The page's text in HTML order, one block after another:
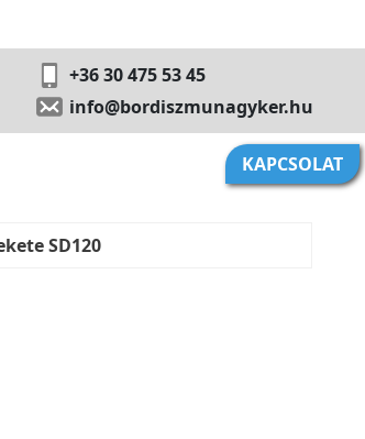
+36 30 475 53 45
info@bordiszmunagyker.hu
KAPCSOLAT
SD120